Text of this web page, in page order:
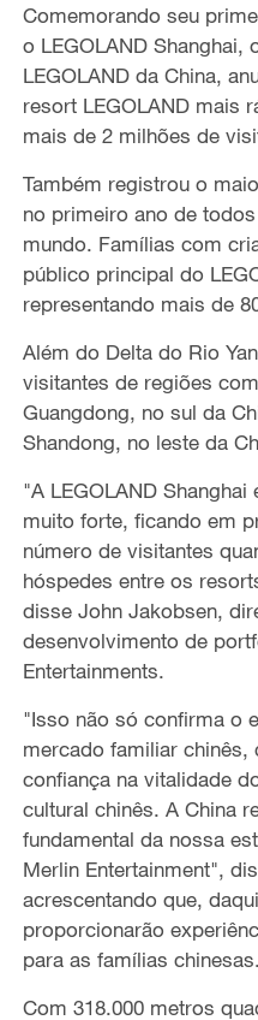
Comemorando seu
o LEGOLAND Shanghai,
LEGOLAND da China,
resort LEGOLAND mais
mais de 2 milhões de
Também registrou o
no primeiro ano de
mundo. Famílias com
público principal do
representando mais de
Além do Delta do Rio
visitantes de regiões
Guangdong, no sul da
Shandong, no leste da
"A LEGOLAND
muito forte, ficando em
número de visitantes
hóspedes entre os
disse John Jakobsen,
desenvolvimento de
Entertainments.
"Isso não só confirma o
mercado familiar
confiança na vitalidade
cultural chinês. A China
fundamental da nossa
Merlin Entertainment",
acrescentando que,
proporcionarão
para as famílias chinesas.
Com 318.000 metros